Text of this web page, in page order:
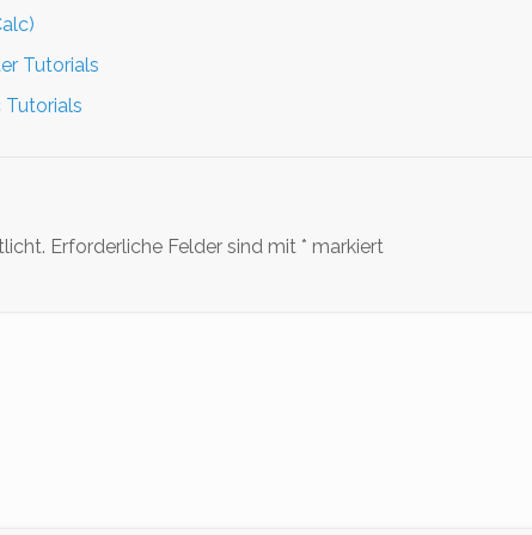
Tutorials
Tutorials
Erforderliche Felder sind mit * markiert